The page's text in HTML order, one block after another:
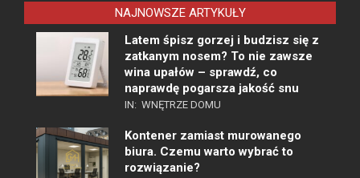
NAJNOWSZE ARTYKUŁY
Latem śpisz gorzej i budzisz się z
zatkanym nosem? To nie zawsze
wina upałów – sprawdź, co
naprawdę pogarsza jakość snu
IN: WNĘTRZE DOMU
Kontener zamiast murowanego
biura. Czemu warto wybrać to
rozwiązanie?